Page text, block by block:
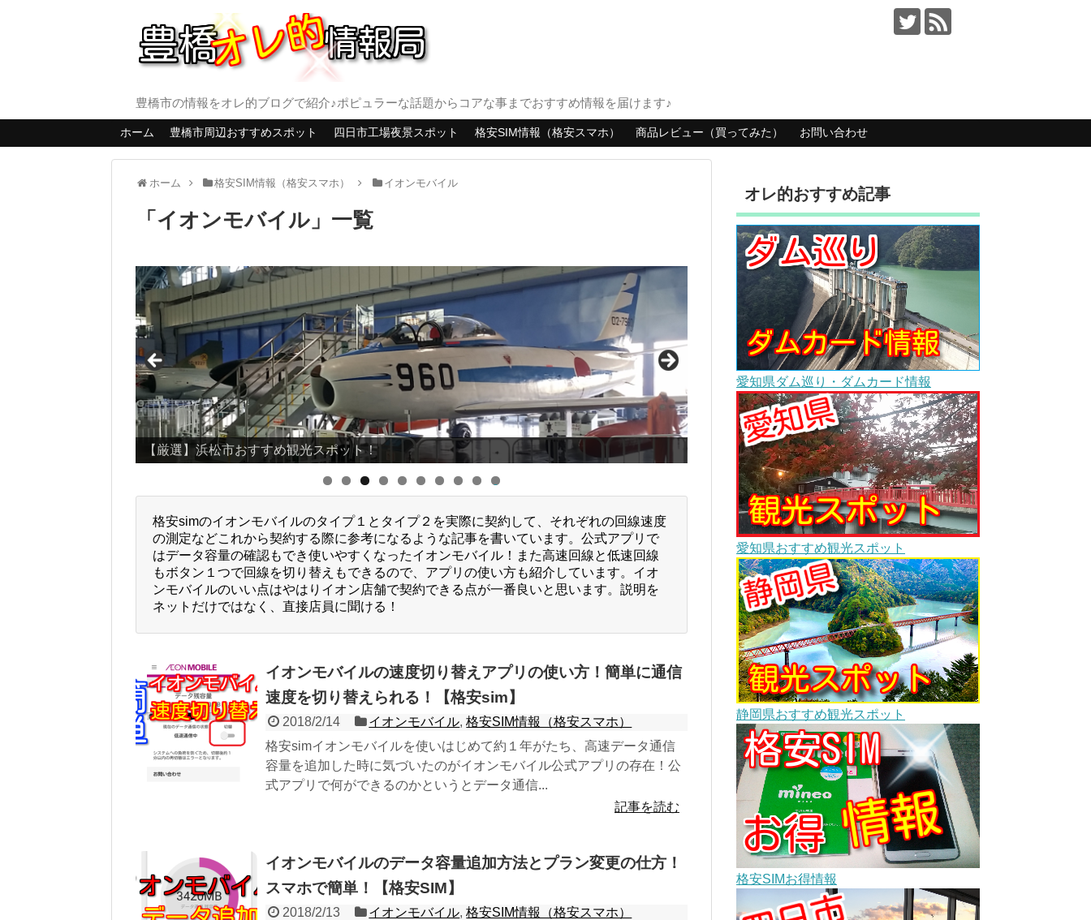
豊橋市の情報をオレ的ブログで紹介♪ポピュラーな話題からコアな事までおすすめ情報を届けます♪
ホーム 豊橋市周辺おすすめスポット 四日市工場夜景スポット 格安SIM情報（格安スマホ） 商品レビュー（買ってみた） お問い合わせ
ホーム 格安SIM情報（格安スマホ） イオンモバイル
「 イオンモバイル 」 一覧
【厳選】浜松市おすすめ観光スポット！
0
格安simのイオンモバイルのタイプ１とタイプ２を実際に契約して、それぞれの回線速度
の測定などこれから契約する際に参考になるような記事を書いています。公式アプリで
はデータ容量の確認もでき使いやすくなったイオンモバイル！また高速回線と低速回線
もボタン１つで回線を切り替えもできるので、アプリの使い方も紹介しています。イオ
ンモバイルのいい点はやはりイオン店舗で契約できる点が一番良いと思います。説明を
ネットだけではなく、直接店員に聞ける！
イオンモバイルの速度切り替えアプリの使い方！簡単に通信
速度を切り替えられる！【格安sim】
2018/2/14 イオンモバイル,格安SIM情報（格安スマホ）
格安simイオンモバイルを使いはじめて約１年がたち、高速データ通信
容量を追加した時に気づいたのがイオンモバイル公式アプリの存在！公
式アプリで何ができるのかというとデータ通信...
記事を読む
イオンモバイルのデータ容量追加方法とプラン変更の仕方！
スマホで簡単！【格安SIM】
2018/2/13 イオンモバイル,格安SIM情報（格安スマホ）
オレ的おすすめ記事
愛知県ダム巡り・ダムカード情報
愛知県おすすめ観光スポット
静岡県おすすめ観光スポット
格安SIMお得情報